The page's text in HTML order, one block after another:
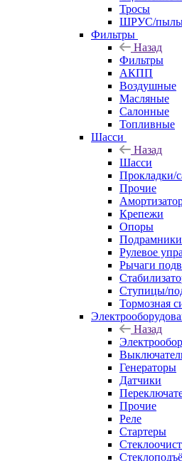
Тросы
ШРУС/
Фильтры
Назад
Фильтры
АКПП
Воздушные
Масляные
Салонные
Топливные
Шасси
Назад
Шасси
Прокладки/
Прочие
Крепежи
Опоры
Рулевое
Рычаги
Ступицы/
Тормозная
Назад
Генераторы
Датчики
Прочие
Реле
Стартеры